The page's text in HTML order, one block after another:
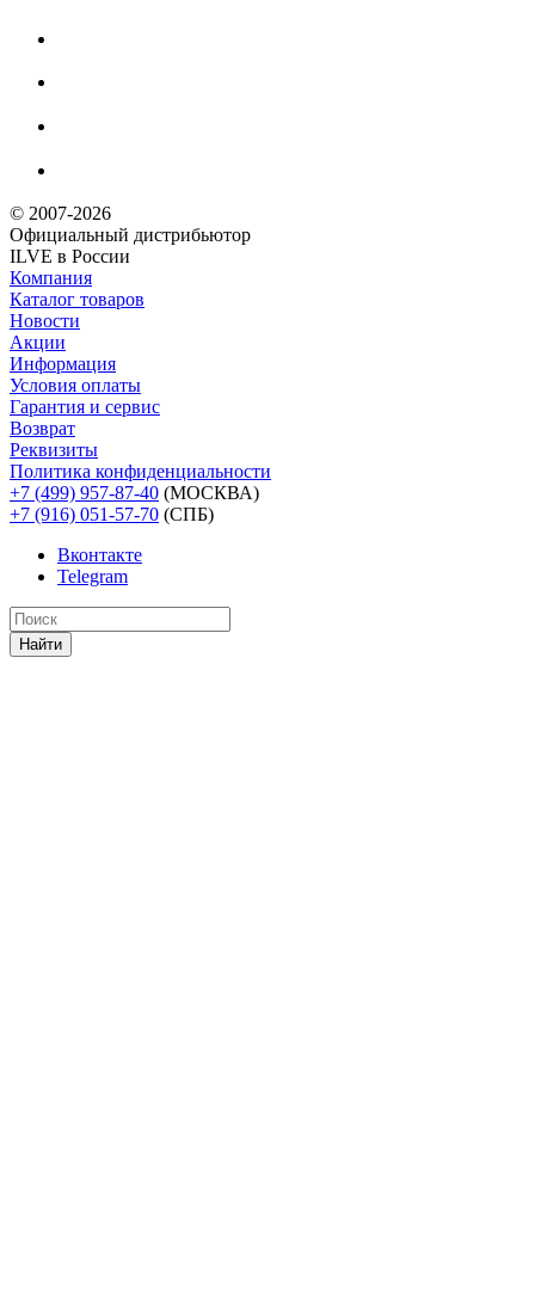
© 2007-2026
Официальный дистрибьютoр
ILVE в России
Компания
Каталог товаров
Новости
Акции
Информация
Условия оплаты
Гарантия и сервис
Возврат
Реквизиты
Политика конфиденциальности
+7 (499) 957-87-40 (МОСКВА)
+7 (916) 051-57-70 (СПБ)
Вконтакте
Telegram
Найти